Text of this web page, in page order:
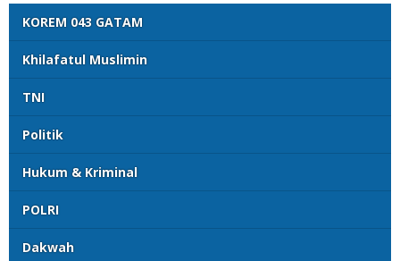
KOREM 043 GATAM
Khilafatul Muslimin
TNI
Politik
Hukum & Kriminal
POLRI
Dakwah